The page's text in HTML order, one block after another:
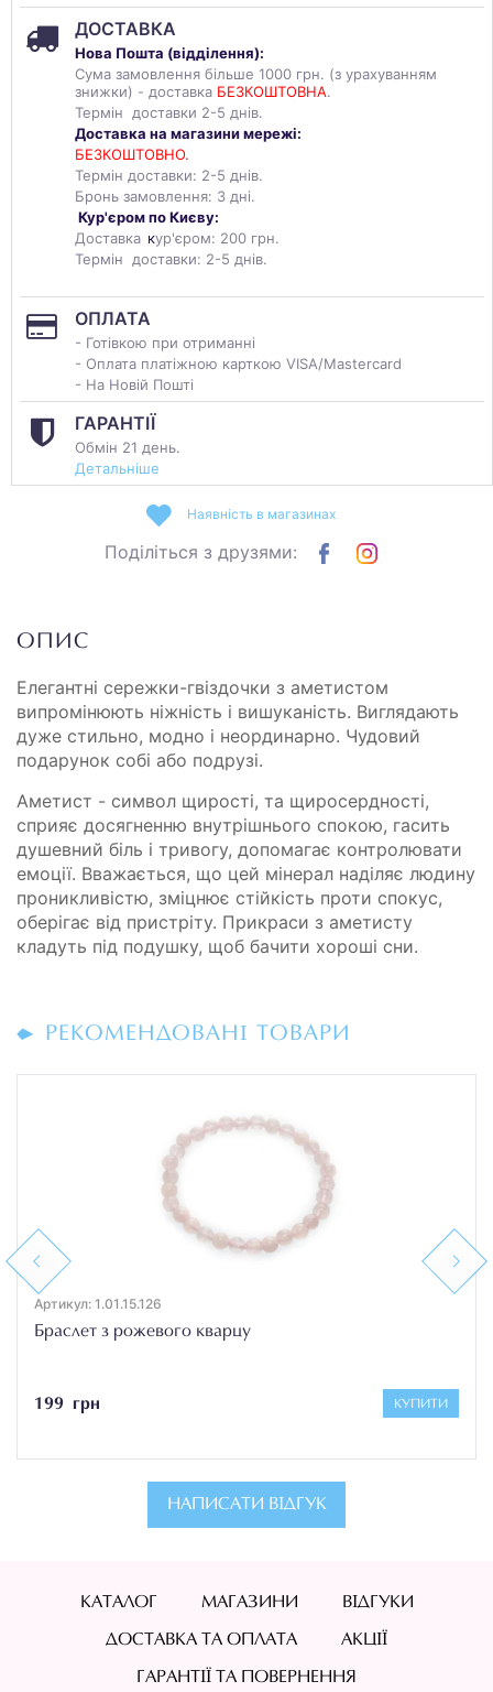
ДОСТАВКА
Нова Пошта (відділення):
Сума замовлення більше 1000 грн. (з урахуванням
знижки) - доставка БЕЗКОШТОВНА.
Термін доставки 2-5 днів.
Доставка на магазини мережі:
БЕЗКОШТОВНО.
Термін доставки: 2-5 днів.
Бронь замовлення: 3 дні.
Кур'єром по Києву:
Доставка кур'єром: 200 грн.
Термін доставки: 2-5 днів.
ОПЛАТА
- Готівкою при отриманні
- Оплата платіжною карткою VISA/Mastercard
- На Новій Пошті
ГАРАНТІЇ
Обмін 21 день.
Детальніше
Наявність в магазинах
Поділіться з друзями:
ОПИС
Елегантні сережки-гвіздочки з аметистом
випромінюють ніжність і вишуканість. Виглядають
дуже стильно, модно і неординарно. Чудовий
подарунок собі або подрузі.
Аметист - символ щирості, та щиросердності,
сприяє досягненню внутрішнього спокою, гасить
душевний біль і тривогу, допомагає контролювати
емоції. Вважається, що цей мінерал наділяє людину
проникливістю, зміцнює стійкість проти спокус,
оберігає від пристріту. Прикраси з аметисту
кладуть під подушку, щоб бачити хороші сни.
РЕКОМЕНДОВАНІ ТОВАРИ
Previous
Артикул: 1.01.15.126
Браслет з рожевого кварцу
199 грн КУПИТИ
Next
НАПИСАТИ ВІДГУК
КАТАЛОГ МАГАЗИНИ ВІДГУКИ
ДОСТАВКА ТА ОПЛАТА АКЦІЇ
ГАРАНТІЇ ТА ПОВЕРНЕННЯ